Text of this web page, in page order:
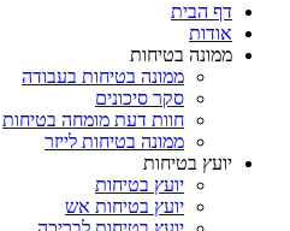
דף הבית
אודות
ממונה בטיחות
ממונה בטיחות בעבודה
סקר סיכונים
חוות דעת מומחה בטיחות
ממונה בטיחות לייזר
יועץ בטיחות
יועץ בטיחות
יועץ בטיחות אש